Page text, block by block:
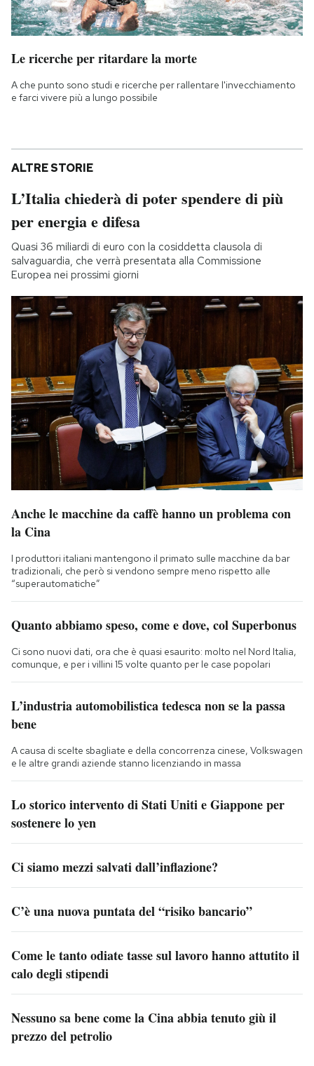
Le ricerche per ritardare la morte
A che punto sono studi e ricerche per rallentare l'invecchiamento
e farci vivere più a lungo possibile
ALTRE STORIE
L’Italia chiederà di poter spendere di più
per energia e difesa
Quasi 36 miliardi di euro con la cosiddetta clausola di
salvaguardia, che verrà presentata alla Commissione
Europea nei prossimi giorni
Anche le macchine da caffè hanno un problema con
la Cina
I produttori italiani mantengono il primato sulle macchine da bar
tradizionali, che però si vendono sempre meno rispetto alle
“superautomatiche”
Quanto abbiamo speso, come e dove, col Superbonus
Ci sono nuovi dati, ora che è quasi esaurito: molto nel Nord Italia,
comunque, e per i villini 15 volte quanto per le case popolari
L’industria automobilistica tedesca non se la passa
bene
A causa di scelte sbagliate e della concorrenza cinese, Volkswagen
e le altre grandi aziende stanno licenziando in massa
Lo storico intervento di Stati Uniti e Giappone per
sostenere lo yen
Ci siamo mezzi salvati dall’inflazione?
C’è una nuova puntata del “risiko bancario”
Come le tanto odiate tasse sul lavoro hanno attutito il
calo degli stipendi
Nessuno sa bene come la Cina abbia tenuto giù il
prezzo del petrolio